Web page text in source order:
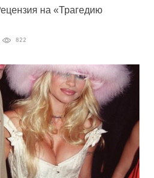
на «Трагедию
822